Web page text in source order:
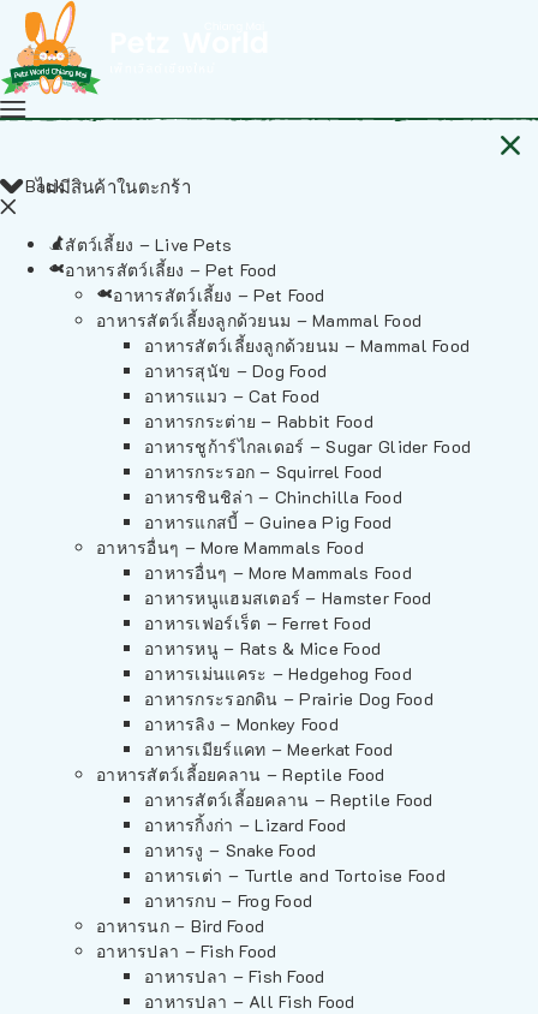
ไม่มีสินค้าในตะกร้า
Back
สัตว์เลี้ยง – Live Pets
อาหารสัตว์เลี้ยง – Pet Food
อาหารสัตว์เลี้ยง – Pet Food
อาหารสัตว์เลี้ยงลูกด้วยนม – Mammal Food
อาหารสัตว์เลี้ยงลูกด้วยนม – Mammal Food
อาหารสุนัข – Dog Food
อาหารแมว – Cat Food
อาหารกระต่าย – Rabbit Food
อาหารชูก้าร์ไกลเดอร์ – Sugar Glider Food
อาหารกระรอก – Squirrel Food
อาหารชินชิล่า – Chinchilla Food
อาหารแกสบี้ – Guinea Pig Food
อาหารอื่นๆ – More Mammals Food
อาหารอื่นๆ – More Mammals Food
อาหารหนูแฮมสเตอร์ – Hamster Food
อาหารเฟอร์เร็ต – Ferret Food
อาหารหนู – Rats & Mice Food
อาหารเม่นแคระ – Hedgehog Food
อาหารกระรอกดิน – Prairie Dog Food
อาหารลิง – Monkey Food
อาหารเมียร์แคท – Meerkat Food
อาหารสัตว์เลี้อยคลาน – Reptile Food
อาหารสัตว์เลี้อยคลาน – Reptile Food
อาหารกิ้งก่า – Lizard Food
อาหารงู – Snake Food
อาหารเต่า – Turtle and Tortoise Food
อาหารกบ – Frog Food
อาหารนก – Bird Food
อาหารปลา – Fish Food
อาหารปลา – Fish Food
อาหารปลา – All Fish Food